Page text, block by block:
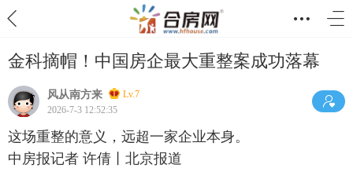
金科摘帽！中国房企最大重整案成功落幕
风从南方来
Lv.7
2026-7-3 12:52:35
这场重整的意义，远超一家企业本身。
中房报记者 许倩丨北京报道